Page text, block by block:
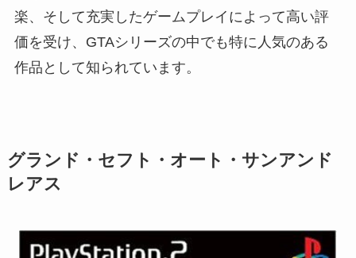
楽、そして充実したゲームプレイによって高い評
価を受け、GTAシリーズの中でも特に人気のある
作品として知られています。
グランド・セフト・オート・サンアンド
レアス